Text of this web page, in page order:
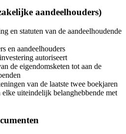
aandeelhouders)
en statuten van de aandeelhoudende
en aandeelhouders
autoriseert
de eigendomsketen tot aan de
van de laatste twee boekjaren
uiteindelijk belanghebbende met